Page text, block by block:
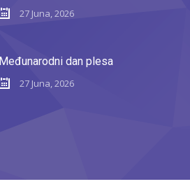
27 Juna, 2026
Međunarodni dan plesa
27 Juna, 2026